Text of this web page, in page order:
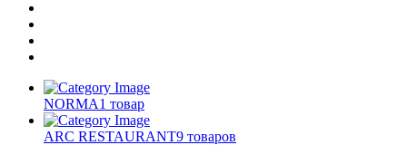
NORMA1 товар
ARC RESTAURANT9 товаров